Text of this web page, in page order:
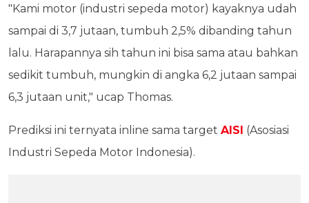
"Kami motor (industri sepeda motor) kayaknya udah
sampai di 3,7 jutaan, tumbuh 2,5% dibanding tahun
lalu. Harapannya sih tahun ini bisa sama atau bahkan
sedikit tumbuh, mungkin di angka 6,2 jutaan sampai
6,3 jutaan unit," ucap Thomas.
Prediksi ini ternyata inline sama target AISI (Asosiasi
Industri Sepeda Motor Indonesia).